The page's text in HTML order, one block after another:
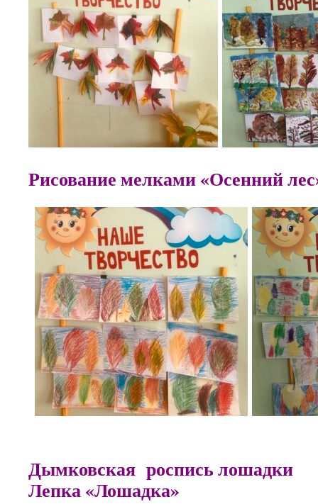
Рисование мелками «Осенний
Дымковская
Лепка «Лошадка»